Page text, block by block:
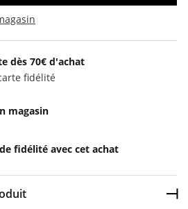
dès 70€ d'achat
fidélité
magasin
fidélité avec cet achat